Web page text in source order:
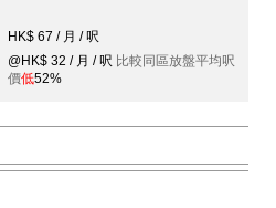
HK$ 67 / 月 / 呎
@HK$ 32 / 月 / 呎 比較同區放盤平均呎
價低52%